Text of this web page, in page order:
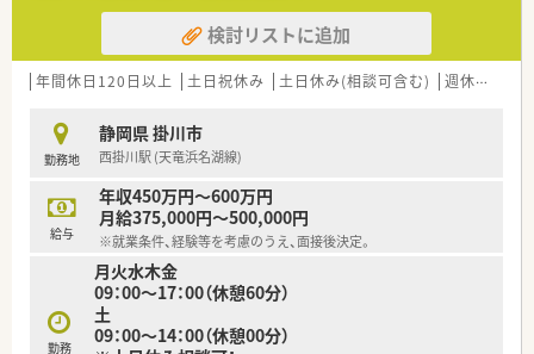
検討リストに追加
年間休日120日以上 土日祝休み 土日休み(相談可含む) 週休2.5日以上
勤務地
静岡県 掛川市
西掛川駅 (天竜浜名湖線)
給与
年収450万円～600万円
月給375,000円～500,000円
※就業条件、経験等を考慮のうえ、面接後決定。
勤務
月火水木金
09：00～17：00（休憩60分）
土
09：00～14：00（休憩00分）